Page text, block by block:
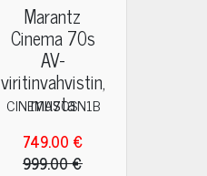
Marantz
Cinema 70s
AV-
viritinvahvistin,
musta
CINEMA70SN1B
749.00 €
999.00 €